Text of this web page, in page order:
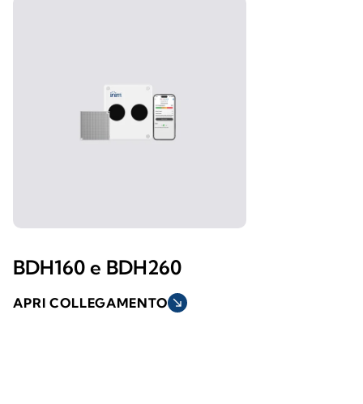
BDH160 e BDH260
APRI COLLEGAMENTO south_east